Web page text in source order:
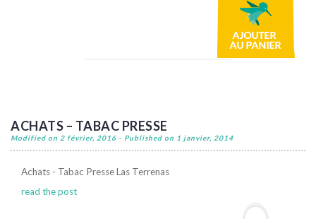
ACHATS – TABAC PRESSE
Modified on 2 février, 2016 - Published on 1 janvier, 2014
Achats - Tabac Presse Las Terrenas
read the post